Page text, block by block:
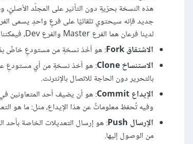
هذه النسخة بحرّيةٍ دون التأثير على المجلّد
لدينا فرعان هما الفرع Master والفرع Dev، فيمكننا إنشاء فرعٍ جديدٍ مثل نسخةٍ من الفرع Master أو من الفرع Dev.
الاشتقاق Fork
: هو أخْذ نسخةٍ من مستودعٍ خاصٍّ
الاستنساخ Clone
: هو أخذ نسخةٍ من أي مستودعٍ على
بالتحرير دون الحاجة للاتصال بالإنترنت.
الإيداع Commit
وفيه تُحفظ معلوماتٌ عن هذا الإيداع، مثل: ما هو
الإرسال Push
: هو إرسال التعديلات الخاصة بأحد
من الوصول إليها.